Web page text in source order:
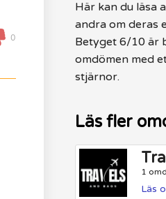
0
Här kan du läsa
andra om deras
Betyget 6/10 är
omdömen med
stjärnor.
Läs fler
1
Läs